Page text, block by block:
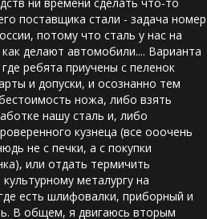
поставщика стали - задача номер
потому что сталь у нас на
делают автомобили.... Варианта
ребята приучены с пеленок
и допуски, и осознанно тем
ножа, либо взять
нашу сталь и, либо
кузнеца (все ооочень
не с печки, а с покупки
или отдать термичить
металургу на
есть шлифовалки, приборный и
В общем, я двигаюсь вторым